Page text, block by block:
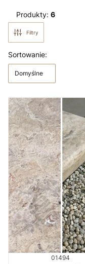
Produkty: 6
Filtry
Lista produktów
Sortowanie:
Domyślne
Kod produktu
01494